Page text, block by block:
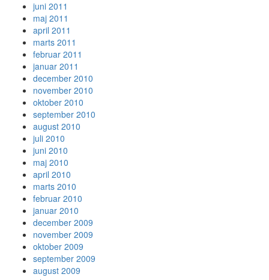
juni 2011
maj 2011
april 2011
marts 2011
februar 2011
januar 2011
december 2010
november 2010
oktober 2010
september 2010
august 2010
juli 2010
juni 2010
maj 2010
april 2010
marts 2010
februar 2010
januar 2010
december 2009
november 2009
oktober 2009
september 2009
august 2009